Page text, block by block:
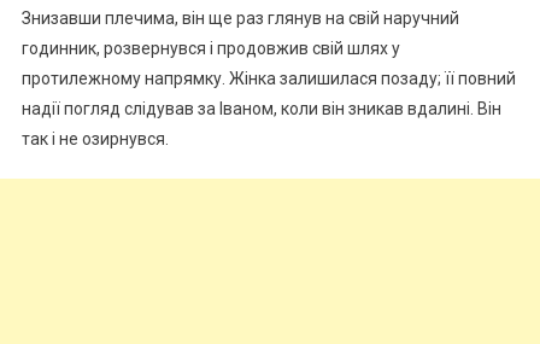
Знизавши плечима, він ще раз глянув на свій наручний
годинник, розвернувся і продовжив свій шлях у
протилежному напрямку. Жінка залишилася позаду; її повний
надії погляд слідував за Іваном, коли він зникав вдалині. Він
так і не озирнувся.